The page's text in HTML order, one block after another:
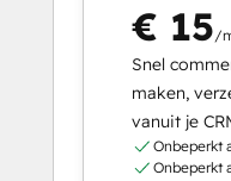
€ 15/
Snel
maken,
vanuit je
Onbeperkt
Onbeperkt